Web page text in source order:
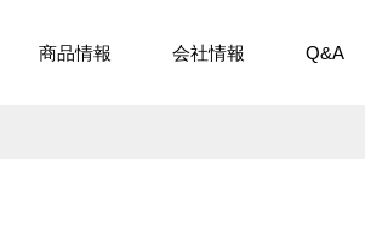
商品情報 会社情報 Q&A